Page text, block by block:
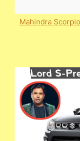
Mahindra Scorpio